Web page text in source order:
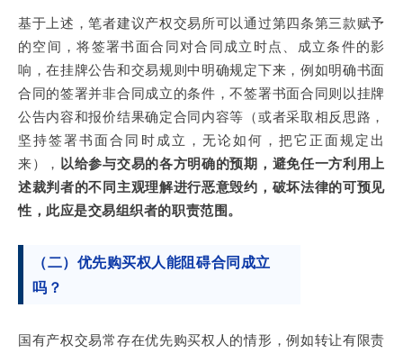
基于上述，笔者建议产权交易所可以通过第四条第三款赋予
的空间，将签署书面合同对合同成立时点、成立条件的影
响，在挂牌公告和交易规则中明确规定下来，例如明确书面
合同的签署并非合同成立的条件，不签署书面合同则以挂牌
公告内容和报价结果确定合同内容等（或者采取相反思路，
坚持签署书面合同时成立，无论如何，把它正面规定出
来）， 以给参与交易的各方明确的预期，避免任一方利用上
述裁判者的不同主观理解进行恶意毁约，破坏法律的可预见
性，此应是交易组织者的职责范围。
（二）优先购买权人能阻碍合同成立
吗？
国有产权交易常存在优先购买权人的情形，例如转让有限责